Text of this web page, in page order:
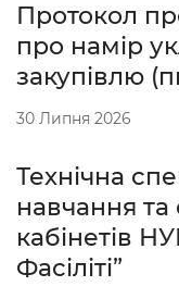
Протокол
про намір
закупівлю
30 Липня 2026
Технічна
навчання
кабінетів
Фасіліті”